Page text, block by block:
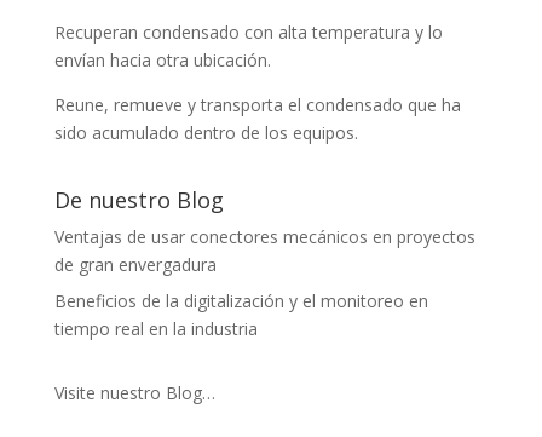
Recuperan condensado con alta temperatura y lo
envían hacia otra ubicación.
Reune, remueve y transporta el condensado que ha
sido acumulado dentro de los equipos.
De nuestro Blog
Ventajas de usar conectores mecánicos en proyectos
de gran envergadura
Beneficios de la digitalización y el monitoreo en
tiempo real en la industria
Visite nuestro Blog…